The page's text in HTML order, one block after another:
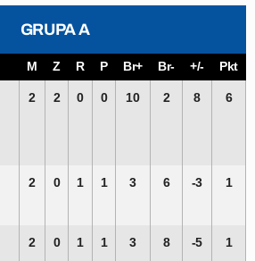
GRUPA A
M Z R P Br+ Br- +/- Pkt
2 2 0 0 10 2 8 6
2 0 1 1 3 6 -3 1
2 0 1 1 3 8 -5 1